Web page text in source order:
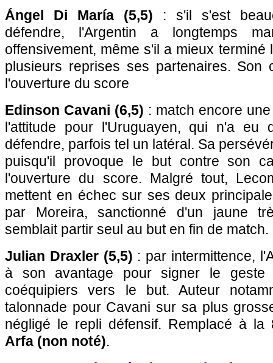
Ángel Di María (5,5) : s'il s'est
défendre, l'Argentin a longtemps
offensivement, même s'il a mieux terminé
plusieurs reprises ses partenaires. Son
l'ouverture du score
Edinson Cavani (6,5) : match encore
l'attitude pour l'Uruguayen, qui n'a eu
défendre, parfois tel un latéral. Sa
puisqu'il provoque le but contre son
l'ouverture du score. Malgré tout,
mettent en échec sur ses deux
par Moreira, sanctionné d'un jaune
semblait partir seul au but en fin de match.
Julian Draxler (5,5) : par intermittence,
à son avantage pour signer le
coéquipiers vers le but. Auteur
talonnade pour Cavani sur sa plus
négligé le repli défensif. Remplacé à
Arfa (non noté).